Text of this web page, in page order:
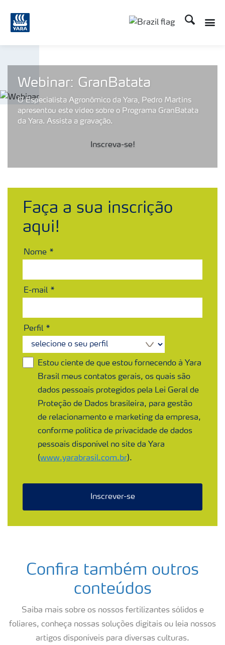
Busca
Webinar: GranBatata
O Especialista Agronômico da Yara, Pedro Martins
apresentou este vídeo sobre o Programa GranBatata
da Yara. Assista a gravação.
Inscreva-se!
Faça a sua inscrição
aqui!
Nome
E-mail
Perfil
Estou ciente de que estou fornecendo à Yara
Brasil meus contatos gerais, os quais são
dados pessoais protegidos pela Lei Geral de
Proteção de Dados brasileira, para gestão
de relacionamento e marketing da empresa,
conforme política de privacidade de dados
pessoais disponível no site da Yara
(www.yarabrasil.com.br).
Inscrever-se
Confira também outros
conteúdos
Saiba mais sobre os nossos fertilizantes sólidos e
foliares, conheça nossas soluções digitais ou leia nossos
artigos disponíveis para diversas culturas.